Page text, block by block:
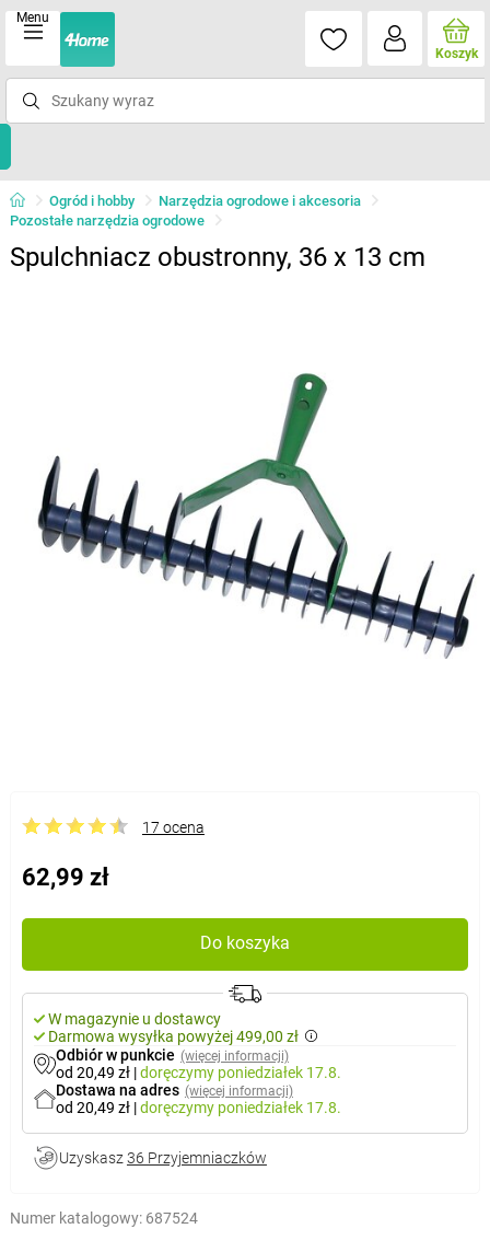
Menu
Koszyk
Ogród i hobby
Narzędzia ogrodowe i akcesoria
Pozostałe narzędzia ogrodowe
Spulchniacz obustronny, 36 x 13 cm
17 ocena
62,99 zł
Do koszyka
W magazynie u dostawcy
Darmowa wysyłka powyżej 499,00 zł
Odbiór w punkcie (więcej informacji)
od 20,49 zł |doręczymy poniedziałek 17.8.
Dostawa na adres (więcej informacji)
od 20,49 zł |doręczymy poniedziałek 17.8.
Uzyskasz 36 Przyjemniaczków
Numer katalogowy: 687524